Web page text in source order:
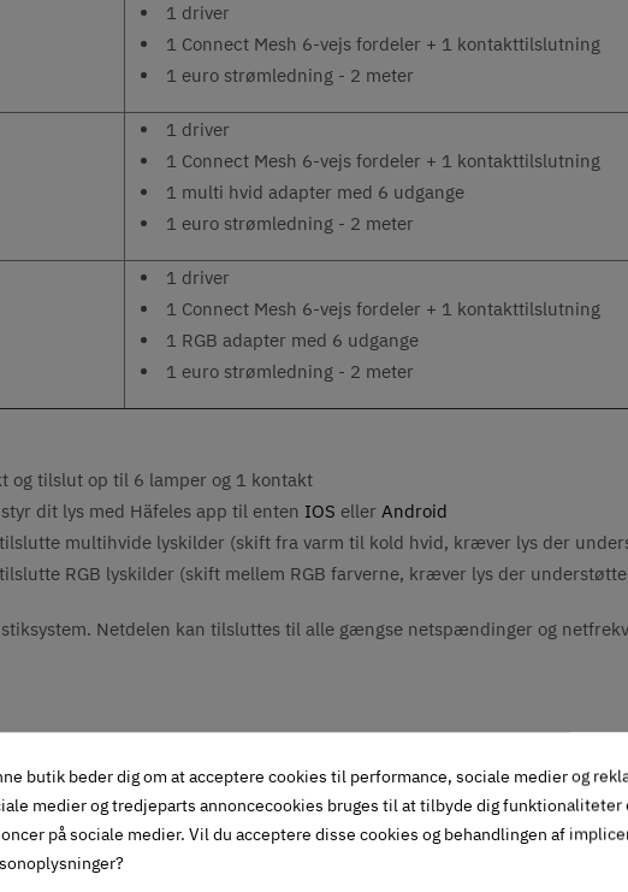
1 driver
1 Connect Mesh 6-vejs fordeler + 1 kontakttilslutning
1 euro strømledning - 2 meter
1 driver
1 Connect Mesh 6-vejs fordeler + 1 kontakttilslutning
1 multi hvid adapter med 6 udgange
1 euro strømledning - 2 meter
1 driver
1 Connect Mesh 6-vejs fordeler + 1 kontakttilslutning
1 RGB adapter med 6 udgange
1 euro strømledning - 2 meter
og tilslut op til 6 lamper og 1 kontakt
dit lys med Häfeles app til enten IOS ellerAndroid
multihvide lyskilder (skift fra varm til kold hvid, kræver lys der
RGB lyskilder (skift mellem RGB farverne, kræver lys der
Netdelen kan tilsluttes til alle gængse netspændinger og
Hzbutik beder dig om at acceptere cookies til performance, sociale medier og
medier og tredjeparts annoncecookies bruges til at tilbyde dig funktionaliteter
på sociale medier. Vil du acceptere disse cookies og behandlingen af